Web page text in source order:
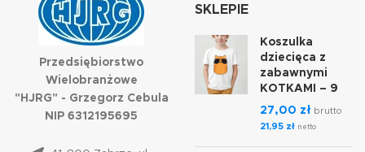
Przedsiębiorstwo
Wielobranżowe
"HJRG" - Grzegorz Cebula
NIP 6312195695
SKLEPIE
Koszulka
dziecięca z
zabawnymi
KOTKAMI – 9
27,00 zł brutto
21,95 zł netto